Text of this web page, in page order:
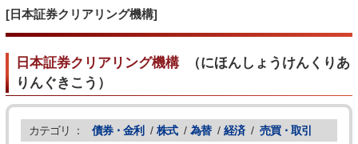
[日本証券クリアリング機構]
日本証券クリアリング機構（にほんしょうけんくりあ
りんぐきこう ）
カテゴリ ： 債券・金利 / 株式 / 為替 / 経済 / 売買・取引